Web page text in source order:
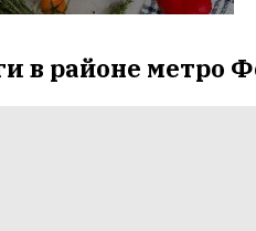
в районе метро